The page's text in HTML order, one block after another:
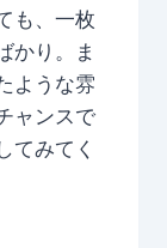
も、一枚
かり。ま
ような雰
ャンスで
てみてく